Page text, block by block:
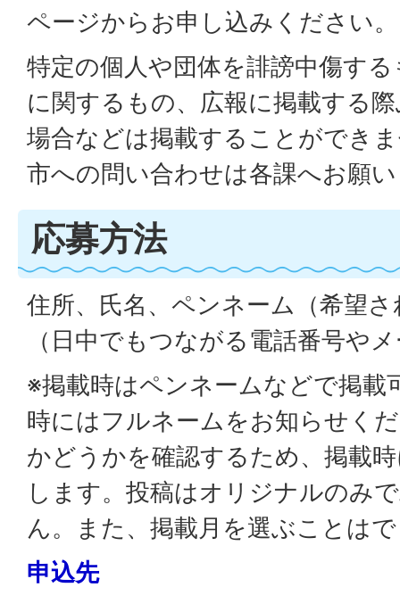
ページからお申し込みください。
特定の個人や団体を誹謗中傷す
に関するもの、広報に掲載する
場合などは掲載することができ
市への問い合わせは各課へお願
応募方法
住所、氏名、ペンネーム（希望
（日中でもつながる電話番号や
※掲載時はペンネームなどで掲載
時にはフルネームをお知らせく
かどうかを確認するため、掲載
します。投稿はオリジナルのみ
ん。また、掲載月を選ぶことは
申込先